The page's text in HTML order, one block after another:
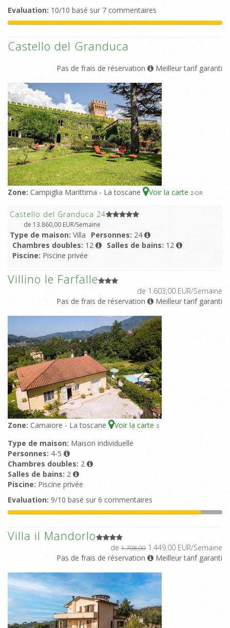
Evaluation: 10/10 basé sur 7 commentaires
Castello del Granduca
Pas de frais de réservation Meilleur tarif garanti
Zone: Campiglia Marittima - La toscane Voir la carte 2-OR
Castello del Granduca 24
de 13.860,00 EUR/Semaine
Type de maison: Villa Personnes: 24
Chambres doubles: 12 Salles de bains: 12
Piscine: Piscine privée
Villino le Farfalle
de 1.603,00 EUR/Semaine
Pas de frais de réservation
Meilleur tarif garanti
Zone: Camaiore - La toscane Voir la carte 3
Type de maison: Maison individuelle
Personnes: 4-5
Chambres doubles: 2
Salles de bains: 2
Piscine: Piscine privée
Evaluation: 9/10 basé sur 6 commentaires
Villa il Mandorlo
de 1.708,00 1.449,00 EUR/Semaine
Pas de frais de réservation
Meilleur tarif garanti